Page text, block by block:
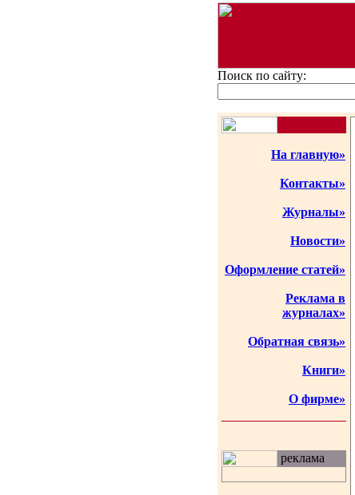
Поиск по сайту:
На главную»
Контакты»
Журналы»
Новости»
Оформление статей»
Реклама в
журналах»
Обратная связь»
Книги»
О фирме»
реклама